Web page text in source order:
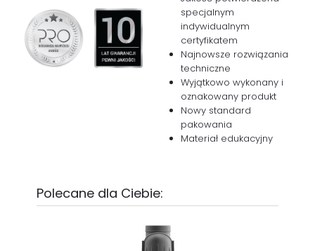
specjalnym
indywidualnym
certyfikatem
Najnowsze rozwiązania
techniczne
Wyjątkowo wykonany i
oznakowany produkt
Nowy standard
pakowania
Materiał edukacyjny
Polecane dla Ciebie: